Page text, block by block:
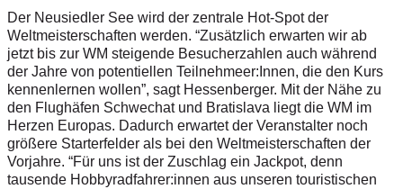
Der Neusiedler See wird der zentrale Hot-Spot der
Weltmeisterschaften werden. “Zusätzlich erwarten wir ab
jetzt bis zur WM steigende Besucherzahlen auch während
der Jahre von potentiellen Teilnehmeer:Innen, die den Kurs
kennenlernen wollen”, sagt Hessenberger. Mit der Nähe zu
den Flughäfen Schwechat und Bratislava liegt die WM im
Herzen Europas. Dadurch erwartet der Veranstalter noch
größere Starterfelder als bei den Weltmeisterschaften der
Vorjahre. “Für uns ist der Zuschlag ein Jackpot, denn
tausende Hobbyradfahrer:innen aus unseren touristischen